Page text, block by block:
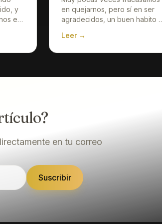
y
el
en quejarnos, pero sí en ser
agradecidos, un buen habito a
mas en quejarnos, y menos en
Leer →
en tu correo
Suscribir